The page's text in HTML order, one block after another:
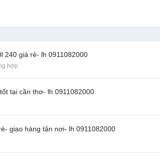
240 giá rẻ- lh 0911082000
hợp
tại cần thơ- lh 0911082000
giao hàng tận nơi- lh 0911082000